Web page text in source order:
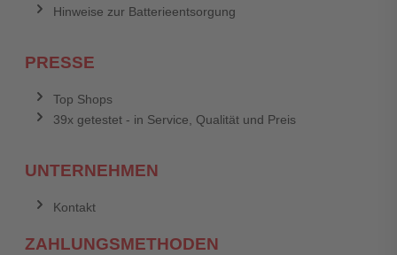
Hinweise zur Batterieentsorgung
PRESSE
Top Shops
39x getestet - in Service, Qualität und Preis
UNTERNEHMEN
Kontakt
ZAHLUNGSMETHODEN